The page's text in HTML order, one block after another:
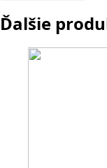
Ďalšie